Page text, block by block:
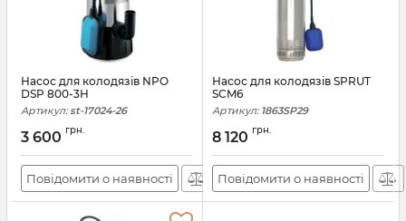
Насос для колодязів NPO
DSP 800-3H
Артикул: st-17024-26
3 600 грн.
Повідомити о наявності
Насос для колодязів SPRUT
SCM6
Артикул: 1863SP29
8 120 грн.
Повідомити о наявності